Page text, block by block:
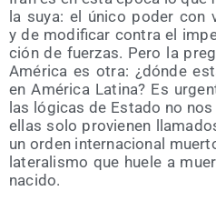
la suya: el úni­co poder con
y de modi­fi­car con­tra el
ción de fuer­zas. Pero la
Amé­ri­ca es otra: ¿dón­de
en Amé­ri­ca Lati­na? Es
las lógi­cas de Esta­do no
ellas solo pro­vie­nen
un orden inter­na­cio­nal
la­te­ra­lis­mo que hue­le a
nacido.